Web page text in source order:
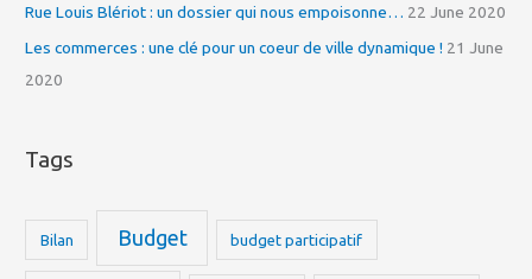
:
Rue Louis Blériot : un dossier qui nous empoisonne… 22 June 2020
Les commerces : une clé pour un coeur de ville dynamique ! 21 June
2020
Tags
Bilan Budget budget participatif